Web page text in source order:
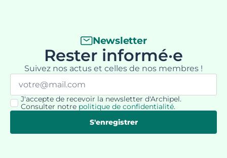
Newsletter
Rester informé·e
Suivez nos actus et celles de nos membres !
Email
RGPD
*
J'accepte de recevoir la newsletter d'Archipel.
Consulter notre politique de confidentialité.
S'enregistrer